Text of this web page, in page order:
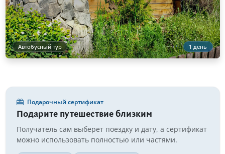
Автобусный тур 1 день
Подарочный сертификат
Подарите путешествие близким
Получатель сам выберет поездку и дату, а сертификат
можно использовать полностью или частями.